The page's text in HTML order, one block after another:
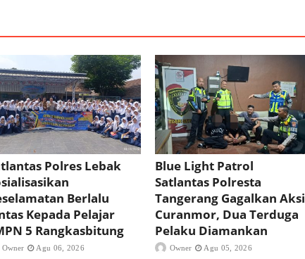
Polres Lebak
Berlalu
Kepada Pelajar
5 Rangkasbitung
Owner Agu 06, 2026
Blue Light Patrol
Satlantas Polresta
Tangerang Gagalkan Aksi
Curanmor, Dua Terduga
Pelaku Diamankan
Owner Agu 05, 2026